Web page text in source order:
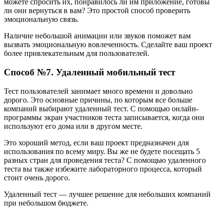
можете спросить их, понравилось ли им приложение, готовы
ли они вернуться в вам? Это простой способ проверить
эмоциональную связь.
Наличие небольшой анимации или звуков поможет вам
вызвать эмоциональную вовлеченность. Сделайте ваш проект
более привлекательным для пользователей.
Способ №7. Удаленный мобильный тест
Тест пользователей занимает много времени и довольно
дорого. Это основные причины, по которым все больше
компаний выбирают удаленный тест. С помощью онлайн-
программы экран участников теста записывается, когда они
используют его дома или в другом месте.
Это хороший метод, если ваш проект предназначен для
использования по всему миру. Вы же не будете посещать 5
разных стран для проведения теста? С помощью удаленного
теста вы также избежите лабораторного процесса, который
стоит очень дорого.
Удаленный тест — лучшее решение для небольших компаний
при небольшом бюджете.